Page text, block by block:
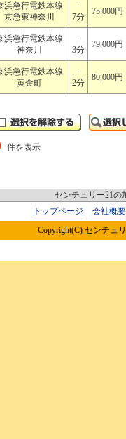
浜急行電鉄本線
京急東神奈川
－
7分
75,000円
浜急行電鉄本線
神奈川
－
3分
79,000円
浜急行電鉄本線
黄金町
－
2分
80,000円
件を表示
センチュリー21の
トップページ
会社概要
Copyright(C) センチュ